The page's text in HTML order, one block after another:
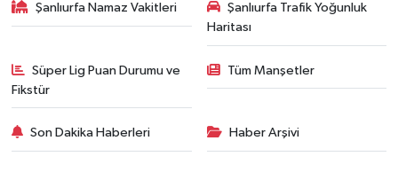
Şanlıurfa Namaz Vakitleri
Şanlıurfa Trafik Yoğunluk
Haritası
Süper Lig Puan Durumu ve
Fikstür
Tüm Manşetler
Son Dakika Haberleri Haber Arşivi